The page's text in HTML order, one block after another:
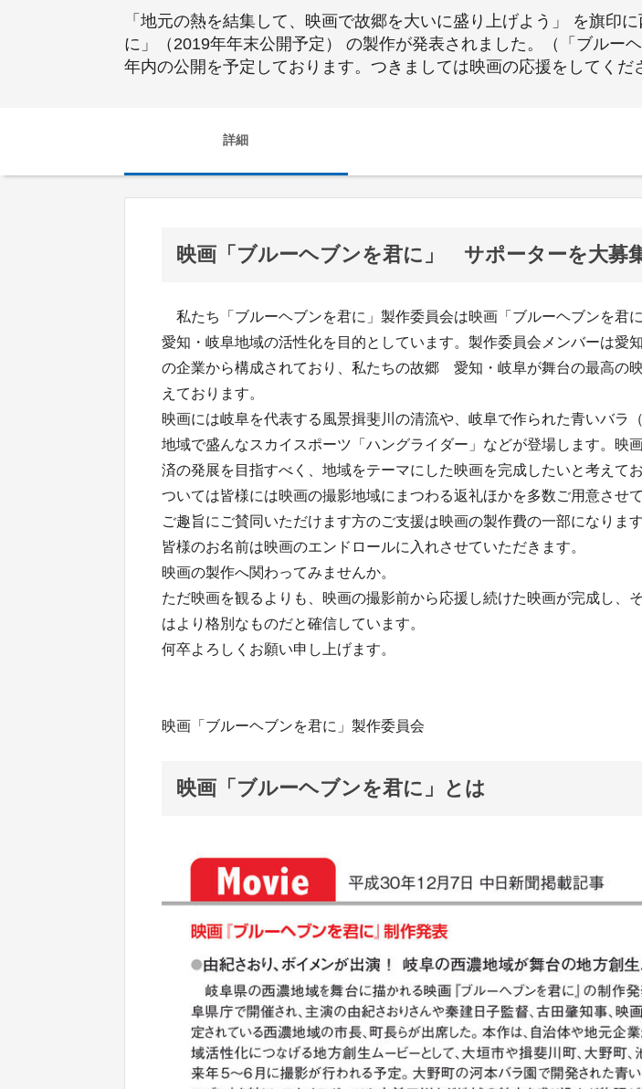
「地元の熱を結集して、映画で故郷を大いに盛り上げよう」 を旗印
に」（2019年年末公開予定） の製作が発表されました。（「ブルー
年内の公開を予定しております。つきましては映画の応援をしてくだ
詳細
映画「ブルーヘブンを君に」 サポーターを大募
私たち「ブルーヘブンを君に」製作委員会は映画「ブルーヘブンを君
愛知・岐阜地域の活性化を目的としています。製作委員会メンバーは愛
の企業から構成されており、私たちの故郷 愛知・岐阜が舞台の最高の
えております。
映画には岐阜を代表する風景揖斐川の清流や、岐阜で作られた青いバラ
地域で盛んなスカイスポーツ「ハングライダー」などが登場します。映
済の発展を目指すべく、地域をテーマにした映画を完成したいと考えてお
ついては皆様には映画の撮影地域にまつわる返礼ほかを多数ご用意させ
ご趣旨にご賛同いただけます方のご支援は映画の製作費の一部になります
皆様のお名前は映画のエンドロールに入れさせていただきます。
映画の製作へ関わってみませんか。
ただ映画を観るよりも、映画の撮影前から応援し続けた映画が完成し、
はより格別なものだと確信しています。
何卒よろしくお願い申し上
映画「ブルーヘブンを君に」製作委員会
映画「ブルーヘブンを君に」とは